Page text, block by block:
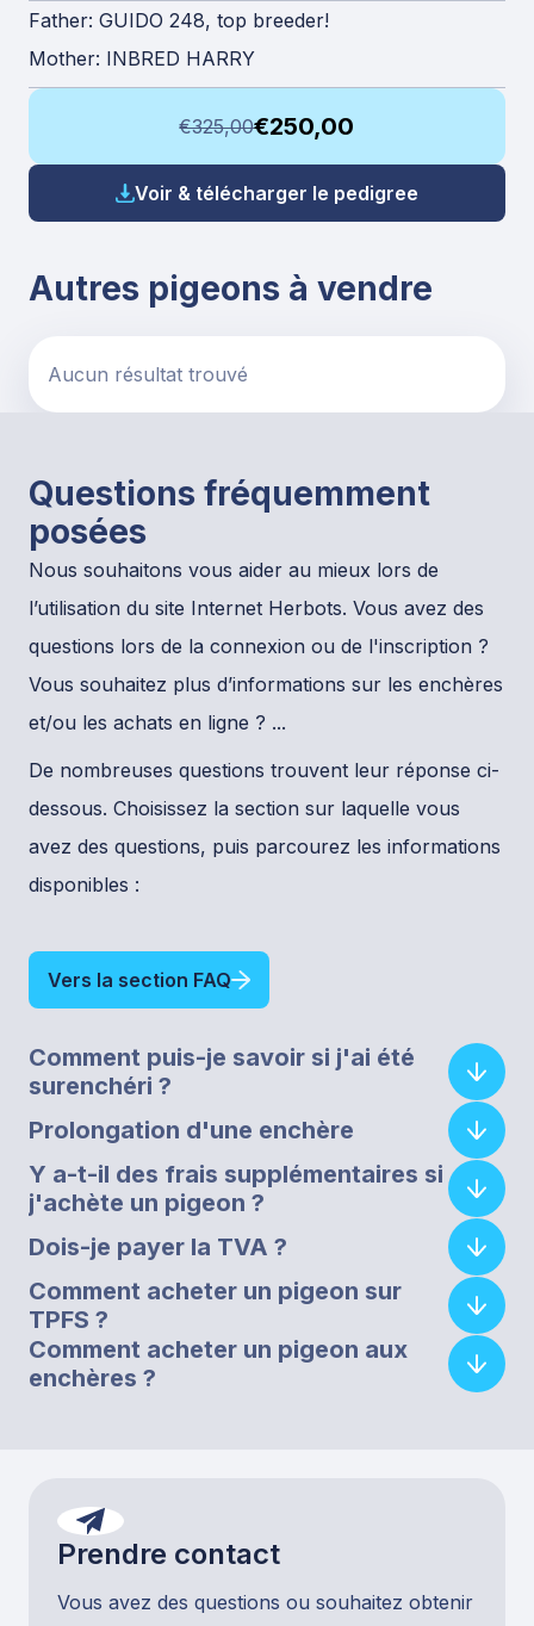
Father: GUIDO 248, top breeder!
Mother: INBRED HARRY
€325,00€250,00
Voir & télécharger le pedigree
Autres pigeons à vendre
Aucun résultat trouvé
Questions fréquemment
posées
Nous souhaitons vous aider au mieux lors de
l’utilisation du site Internet Herbots. Vous avez des
questions lors de la connexion ou de l'inscription ?
Vous souhaitez plus d’informations sur les enchères
et/ou les achats en ligne ? ...
De nombreuses questions trouvent leur réponse ci-
dessous. Choisissez la section sur laquelle vous
avez des questions, puis parcourez les informations
disponibles :
Vers la section FAQ
Comment puis-je savoir si j'ai été
surenchéri ?
Prolongation d'une enchère
Y a-t-il des frais supplémentaires si
j'achète un pigeon ?
Dois-je payer la TVA ?
Comment acheter un pigeon sur
TPFS ?
Comment acheter un pigeon aux
enchères ?
Prendre contact
Vous avez des questions ou souhaitez obtenir